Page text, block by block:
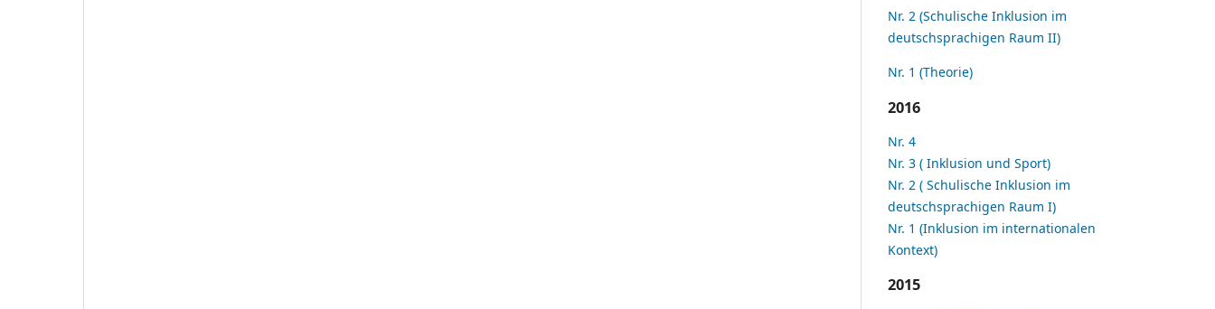
Nr. 2 (Schulische Inklusion im
deutschsprachigen Raum II)
Nr. 1 (Theorie)
2016
Nr. 4
Nr. 3 ( Inklusion und Sport)
Nr. 2 ( Schulische Inklusion im
deutschsprachigen Raum I)
Nr. 1 (Inklusion im internationalen
Kontext)
2015